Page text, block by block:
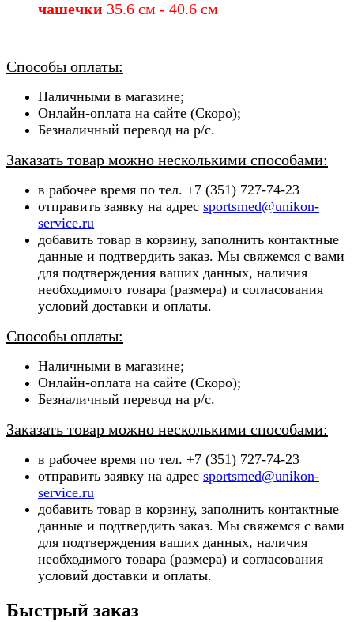
чашечки 35.6 см - 40.6 см
Способы оплаты:
Наличными в магазине;
Онлайн-оплата на сайте (Скоро);
Безналичный перевод на р/с.
Заказать товар можно несколькими способами:
в рабочее время по тел. +7 (351) 727-74-23
отправить заявку на адрес sportsmed@unikon-
service.ru
добавить товар в корзину, заполнить контактные
данные и подтвердить заказ. Мы свяжемся с вами
для подтверждения ваших данных, наличия
необходимого товара (размера) и согласования
условий доставки и оплаты.
Способы оплаты:
Наличными в магазине;
Онлайн-оплата на сайте (Скоро);
Безналичный перевод на р/с.
Заказать товар можно несколькими способами:
в рабочее время по тел. +7 (351) 727-74-23
отправить заявку на адрес sportsmed@unikon-
service.ru
добавить товар в корзину, заполнить контактные
данные и подтвердить заказ. Мы свяжемся с вами
для подтверждения ваших данных, наличия
необходимого товара (размера) и согласования
условий доставки и оплаты.
Быстрый заказ